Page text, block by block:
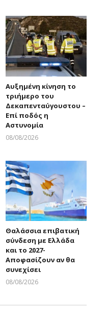
Αυξημένη κίνηση το
τριήμερο του
Δεκαπενταύγουστου –
Επί ποδός η
Αστυνομία
08/08/2026
Θαλάσσια επιβατική
σύνδεση με Ελλάδα
και το 2027-
Αποφασίζουν αν θα
συνεχίσει
08/08/2026